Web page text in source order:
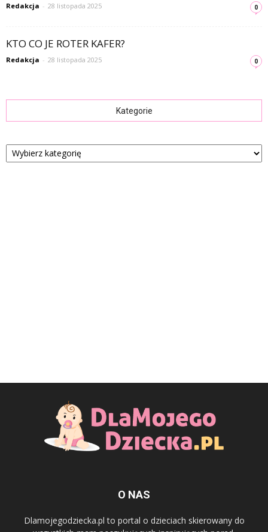
Redakcja - 28 listopada 2025 0
KTO CO JE ROTER KAFER?
Redakcja - 28 listopada 2025 0
Kategorie
Kategorie
O NAS
Dlamojegodziecka.pl to portal o dzieciach skierowany do